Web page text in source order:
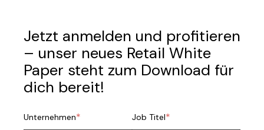
Jetzt anmelden und profitieren
– unser neues Retail White
Paper steht zum Download für
dich bereit!
Unternehmen* Job Titel*